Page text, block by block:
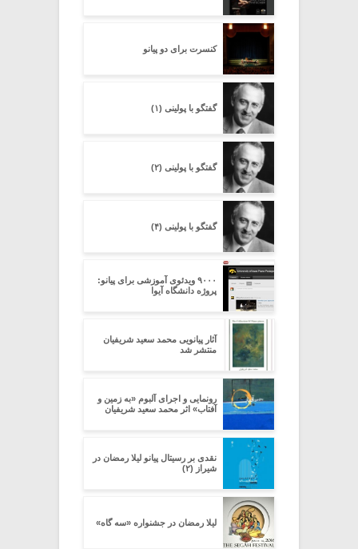
کنسرت برای دو پیانو
گفتگو با پولینی (۱)
گفتگو با پولینی (۲)
گفتگو با پولینی (۴)
۹۰۰۰ ویدئوی آموزشی برای پیانو:
پروژه‌ دانشگاه آیوا
آثار پیانویی محمد سعید شریفیان
منتشر شد
رونمایی و اجرای آلبوم «به زمین و
آفتاب» اثر محمد سعید شریفیان
نقدى بر رسیتال پیانو لیلا رمضان در
شیراز (۲)
لیلا رمضان در جشنواره «سه گاه»